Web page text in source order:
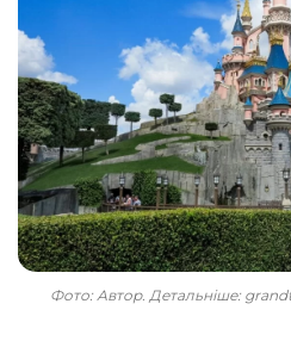
Фото: Автор. Детальніше: